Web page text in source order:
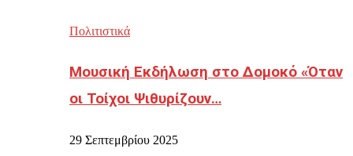
Πολιτιστικά
Μουσική Εκδήλωση στο Δομοκό «Όταν
οι Τοίχοι Ψιθυρίζουν…
29 Σεπτεμβρίου 2025